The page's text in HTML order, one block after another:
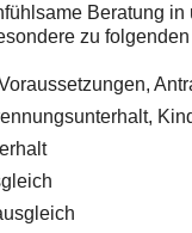
Beratung in
zu